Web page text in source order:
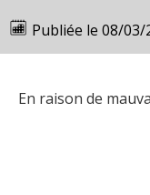
Publiée le 08/03/
En raison de